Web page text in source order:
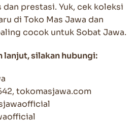
prestasi. Yuk, cek koleksi
di Toko Mas Jawa dan
cocok untuk Sobat Jawa.
silakan hubungi:
tokomasjawa.com